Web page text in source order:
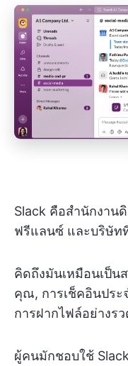
Slack คือสำนักงาน
ฟรีแลนซ์ และบริษัท
คิดถึงมันเหมือนเป็น
คุณ, การเช็คอินประ
การฝากไฟล์อย่างร
ผู้คนมักชอบใช้